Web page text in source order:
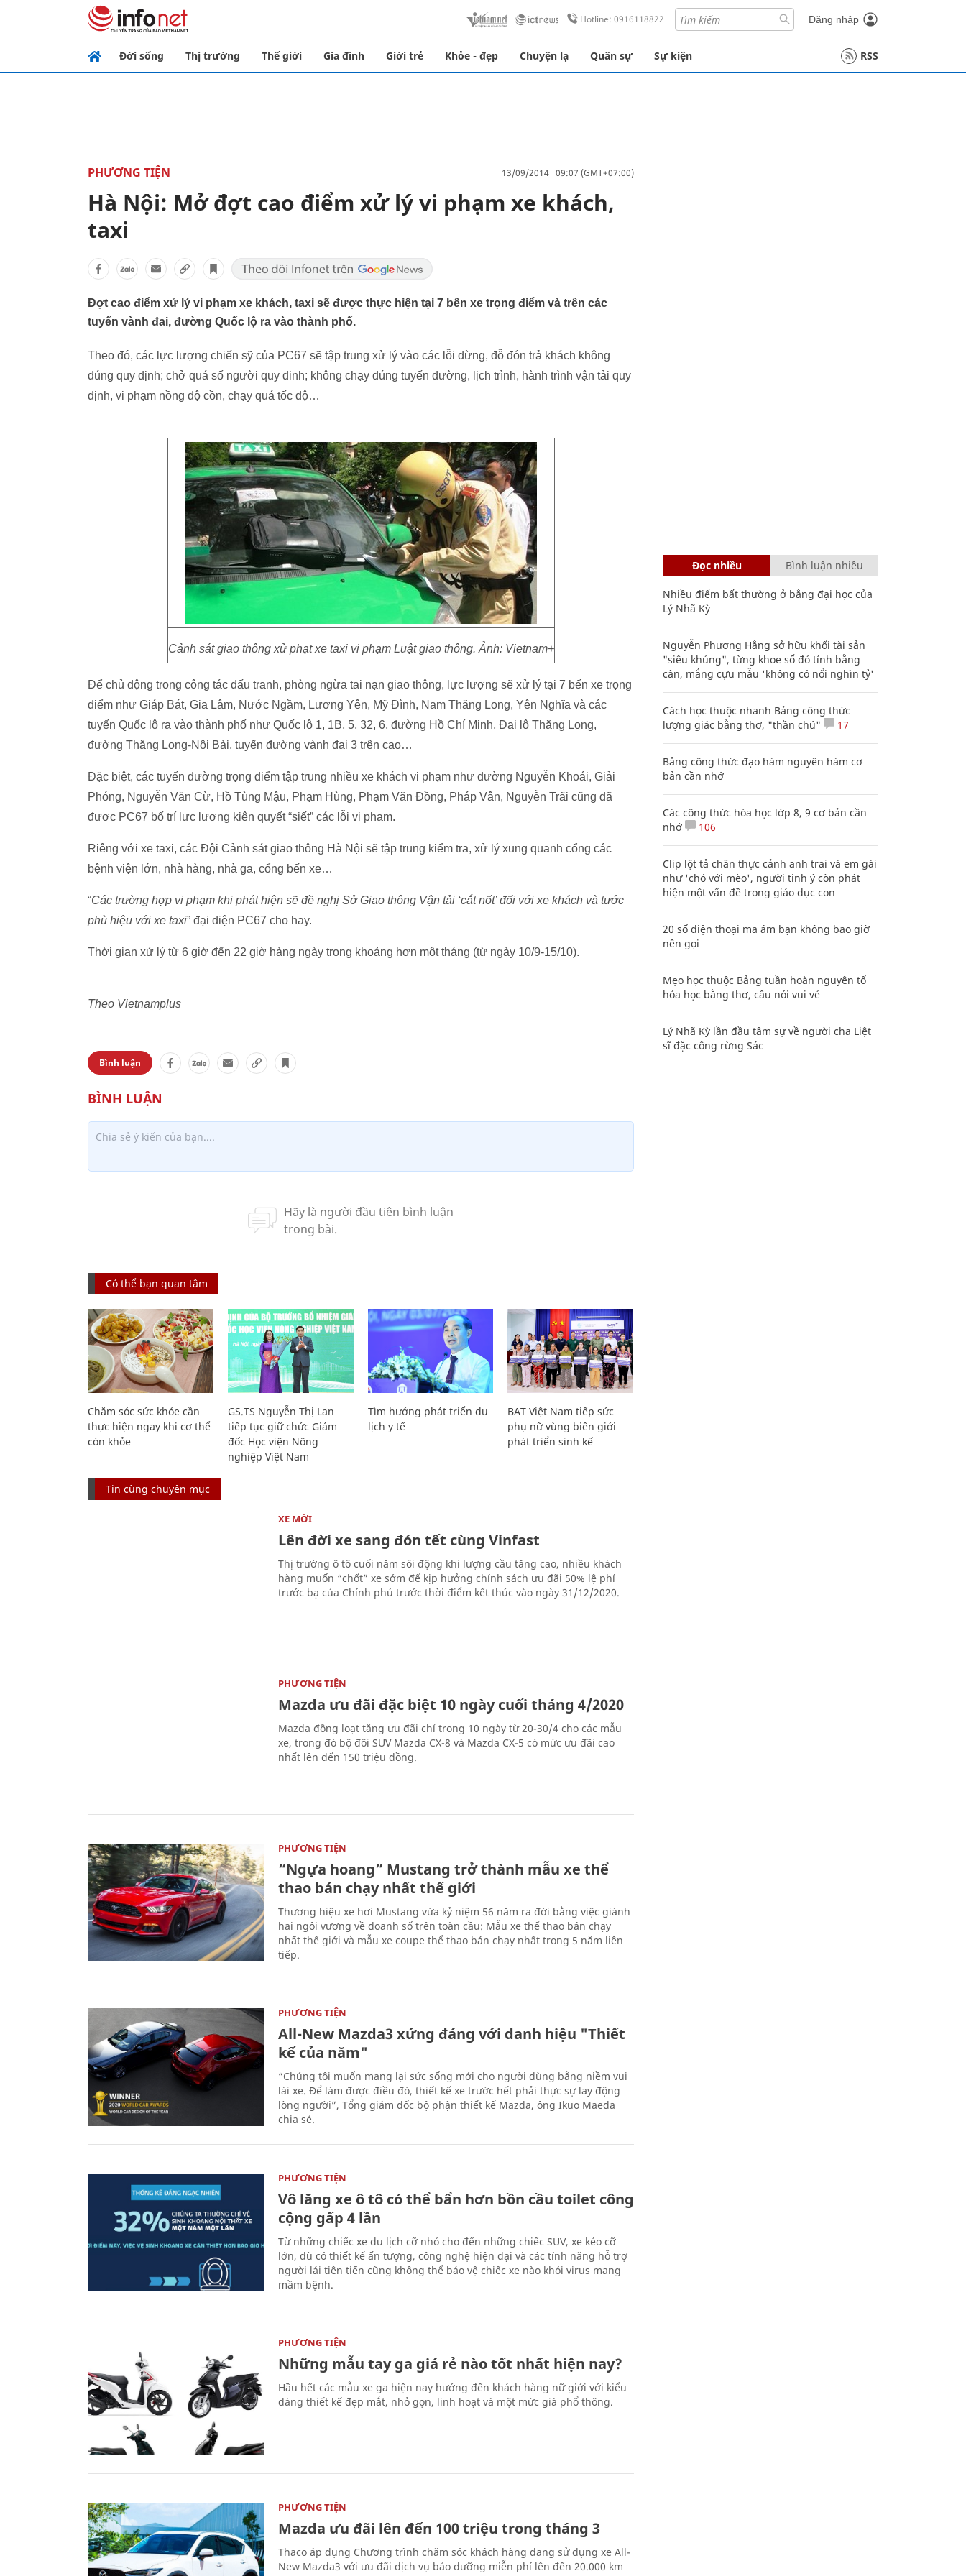
Hotline: 0916118822 Đăng nhập
Đời sống Thị trường Thế giới Gia đình Giới trẻ Khỏe - đẹp Chuyện lạ Quân sự Sự kiện RSS
PHƯƠNG TIỆN 13/09/2014 09:07 (GMT+07:00)
Hà Nội: Mở đợt cao điểm xử lý vi phạm xe khách,
taxi
Đợt cao điểm xử lý vi phạm xe khách, taxi sẽ được thực hiện tại 7 bến xe trọng điểm và trên các
tuyến vành đai, đường Quốc lộ ra vào thành phố.
Theo đó, các lực lượng chiến sỹ của PC67 sẽ tập trung xử lý vào các lỗi dừng, đỗ đón trả khách không
đúng quy định; chở quá số người quy đinh; không chạy đúng tuyến đường, lịch trình, hành trình vận tải quy
định, vi phạm nồng độ cồn, chạy quá tốc độ…
Cảnh sát giao thông xử phạt xe taxi vi phạm Luật giao thông. Ảnh: Vietnam+
Để chủ động trong công tác đấu tranh, phòng ngừa tai nạn giao thông, lực lượng sẽ xử lý tại 7 bến xe trọng
điểm như Giáp Bát, Gia Lâm, Nước Ngầm, Lương Yên, Mỹ Đình, Nam Thăng Long, Yên Nghĩa và các
tuyến Quốc lộ ra vào thành phố như Quốc lộ 1, 1B, 5, 32, 6, đường Hồ Chí Minh, Đại lộ Thăng Long,
đường Thăng Long-Nội Bài, tuyến đường vành đai 3 trên cao…
Đặc biệt, các tuyến đường trọng điểm tập trung nhiều xe khách vi phạm như đường Nguyễn Khoái, Giải
Phóng, Nguyễn Văn Cừ, Hồ Tùng Mậu, Phạm Hùng, Phạm Văn Đồng, Pháp Vân, Nguyễn Trãi cũng đã
được PC67 bố trí lực lượng kiên quyết “siết” các lỗi vi phạm.
Riêng với xe taxi, các Đội Cảnh sát giao thông Hà Nội sẽ tập trung kiểm tra, xử lý xung quanh cổng các
bệnh viện lớn, nhà hàng, nhà ga, cổng bến xe…
“Các trường hợp vi phạm khi phát hiện sẽ đề nghị Sở Giao thông Vận tải ‘cắt nốt’ đối với xe khách và tước
phù hiệu với xe taxi” đại diện PC67 cho hay.
Thời gian xử lý từ 6 giờ đến 22 giờ hàng ngày trong khoảng hơn một tháng (từ ngày 10/9-15/10).
Theo Vietnamplus
Bình luận
Có thể bạn quan tâm
Chăm sóc sức khỏe cần
thực hiện ngay khi cơ thể
còn khỏe
GS.TS Nguyễn Thị Lan
tiếp tục giữ chức Giám
đốc Học viện Nông
nghiệp Việt Nam
Tìm hướng phát triển du
lịch y tế
BAT Việt Nam tiếp sức
phụ nữ vùng biên giới
phát triển sinh kế
Tin cùng chuyên mục
XE MỚI
Lên đời xe sang đón tết cùng Vinfast
Thị trường ô tô cuối năm sôi động khi lượng cầu tăng cao, nhiều khách
hàng muốn “chốt” xe sớm để kịp hưởng chính sách ưu đãi 50% lệ phí
trước bạ của Chính phủ trước thời điểm kết thúc vào ngày 31/12/2020.
PHƯƠNG TIỆN
Mazda ưu đãi đặc biệt 10 ngày cuối tháng 4/2020
Mazda đồng loạt tăng ưu đãi chỉ trong 10 ngày từ 20-30/4 cho các mẫu
xe, trong đó bộ đôi SUV Mazda CX-8 và Mazda CX-5 có mức ưu đãi cao
nhất lên đến 150 triệu đồng.
PHƯƠNG TIỆN
“Ngựa hoang” Mustang trở thành mẫu xe thể
thao bán chạy nhất thế giới
Thương hiệu xe hơi Mustang vừa kỷ niệm 56 năm ra đời bằng việc giành
hai ngôi vương về doanh số trên toàn cầu: Mẫu xe thể thao bán chạy
nhất thế giới và mẫu xe coupe thể thao bán chạy nhất trong 5 năm liên
tiếp.
PHƯƠNG TIỆN
All-New Mazda3 xứng đáng với danh hiệu "Thiết
kế của năm"
“Chúng tôi muốn mang lại sức sống mới cho người dùng bằng niềm vui
lái xe. Để làm được điều đó, thiết kế xe trước hết phải thực sự lay động
lòng người”, Tổng giám đốc bộ phận thiết kế Mazda, ông Ikuo Maeda
chia sẻ.
PHƯƠNG TIỆN
Vô lăng xe ô tô có thể bẩn hơn bồn cầu toilet công
cộng gấp 4 lần
Từ những chiếc xe du lịch cỡ nhỏ cho đến những chiếc SUV, xe kéo cỡ
lớn, dù có thiết kế ấn tượng, công nghệ hiện đại và các tính năng hỗ trợ
người lái tiên tiến cũng không thể bảo vệ chiếc xe nào khỏi virus mang
mầm bệnh.
PHƯƠNG TIỆN
Những mẫu tay ga giá rẻ nào tốt nhất hiện nay?
Hầu hết các mẫu xe ga hiện nay hướng đến khách hàng nữ giới với kiểu
dáng thiết kế đẹp mắt, nhỏ gọn, linh hoạt và một mức giá phổ thông.
PHƯƠNG TIỆN
Mazda ưu đãi lên đến 100 triệu trong tháng 3
Thaco áp dụng Chương trình chăm sóc khách hàng đang sử dụng xe All-
New Mazda3 với ưu đãi dịch vụ bảo dưỡng miễn phí lên đến 20.000 km
Đọc nhiều Bình luận nhiều
Nhiều điểm bất thường ở bằng đại học của
Lý Nhã Kỳ
Nguyễn Phương Hằng sở hữu khối tài sản
"siêu khủng", từng khoe sổ đỏ tính bằng
cân, mắng cựu mẫu 'không có nổi nghìn tỷ'
Cách học thuộc nhanh Bảng công thức
lượng giác bằng thơ, "thần chú"
17
Bảng công thức đạo hàm nguyên hàm cơ
bản cần nhớ
Các công thức hóa học lớp 8, 9 cơ bản cần
nhớ
106
Clip lột tả chân thực cảnh anh trai và em gái
như 'chó với mèo', người tinh ý còn phát
hiện một vấn đề trong giáo dục con
20 số điện thoại ma ám bạn không bao giờ
nên gọi
Mẹo học thuộc Bảng tuần hoàn nguyên tố
hóa học bằng thơ, câu nói vui vẻ
Lý Nhã Kỳ lần đầu tâm sự về người cha Liệt
sĩ đặc công rừng Sác